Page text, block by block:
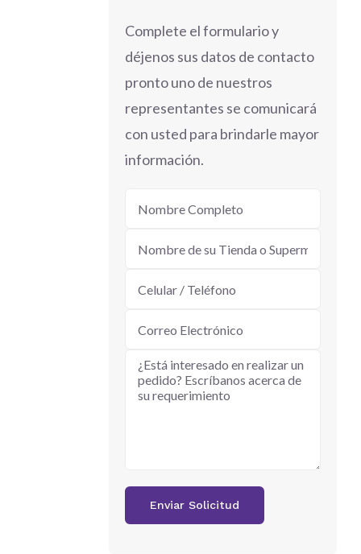
Complete el formulario y
déjenos sus datos de contacto
pronto uno de nuestros
representantes se comunicará
con usted para brindarle mayor
información.